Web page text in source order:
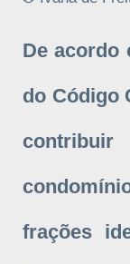
De acordo
do Código
frações